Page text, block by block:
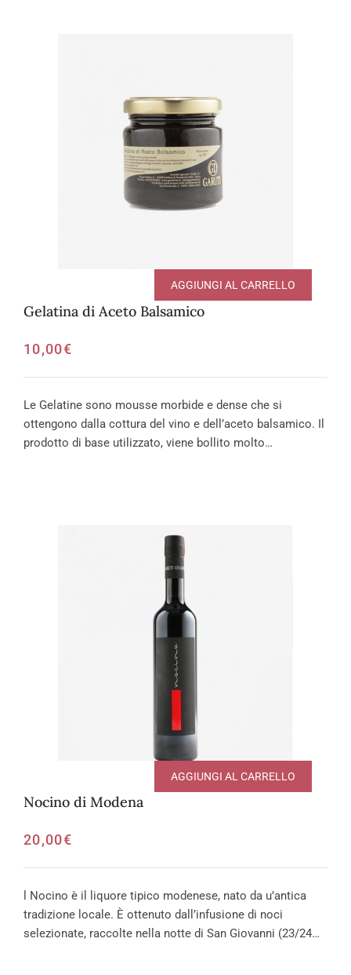
Gelatina di Aceto Balsamico
10,00€
AGGIUNGI AL CARRELLO
Le Gelatine sono mousse morbide e dense che si
ottengono dalla cottura del vino e dell’aceto balsamico. Il
prodotto di base utilizzato, viene bollito molto…
Nocino di Modena
20,00€
AGGIUNGI AL CARRELLO
l Nocino è il liquore tipico modenese, nato da u’antica
tradizione locale. È ottenuto dall’infusione di noci
selezionate, raccolte nella notte di San Giovanni (23/24…